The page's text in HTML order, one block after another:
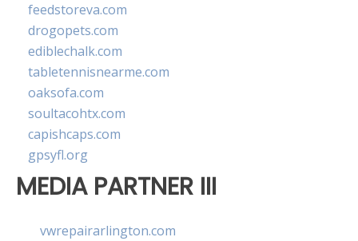
feedstoreva.com
drogopets.com
ediblechalk.com
tabletennisnearme.com
oaksofa.com
soultacohtx.com
capishcaps.com
gpsyfl.org
MEDIA PARTNER III
vwrepairarlington.com